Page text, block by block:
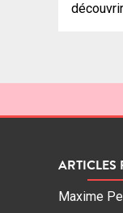
ARTICLES
Maxime